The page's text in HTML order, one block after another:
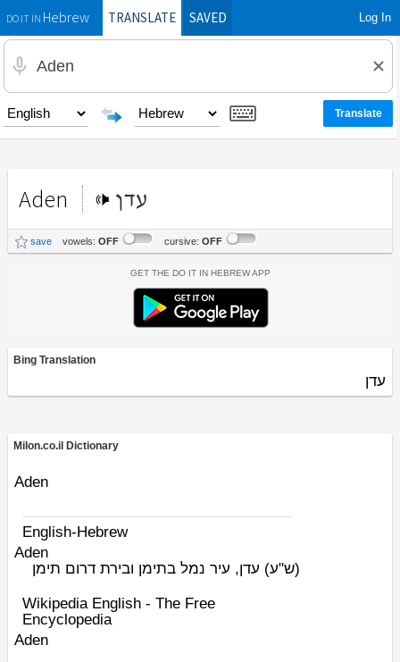
DO IT INHebrewTRANSLATE SAVED Log In
Aden עדן
save vowels: OFF cursive: OFF
Get the Do It In Hebrew App
Bing Translation
עדן
Milon.co.il Dictionary
Aden
English-Hebrew
Aden
(ש"ע) עדן, עיר נמל בתימן ובירת דרום תימן
Wikipedia English - The Free
Encyclopedia
Aden